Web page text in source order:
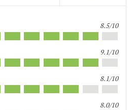
8.5/10
9.1/10
8.1/10
8.0/10